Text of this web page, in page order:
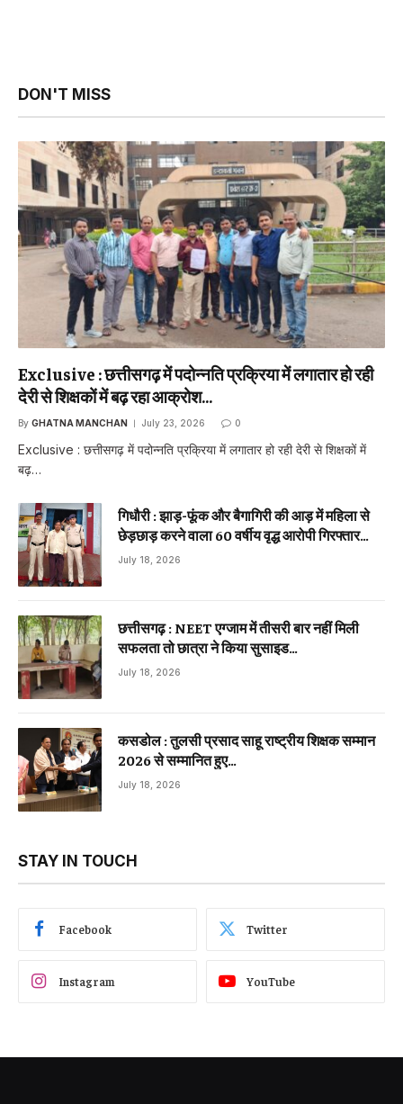
DON'T MISS
Exclusive : छत्तीसगढ़ में पदोन्नति प्रक्रिया में लगातार हो रही
देरी से शिक्षकों में बढ़ रहा आक्रोश…
By GHATNA MANCHAN July 23, 2026 0
Exclusive : छत्तीसगढ़ में पदोन्नति प्रक्रिया में लगातार हो रही देरी से शिक्षकों में
बढ़…
गिधौरी : झाड़-फूंक और बैगागिरी की आड़ में महिला से
छेड़छाड़ करने वाला 60 वर्षीय वृद्ध आरोपी गिरफ्तार…
July 18, 2026
छत्तीसगढ़ : NEET एग्जाम में तीसरी बार नहीं मिली
सफलता तो छात्रा ने किया सुसाइड…
July 18, 2026
कसडोल : तुलसी प्रसाद साहू राष्ट्रीय शिक्षक सम्मान
2026 से सम्मानित हुए…
July 18, 2026
STAY IN TOUCH
Facebook Twitter
Instagram YouTube